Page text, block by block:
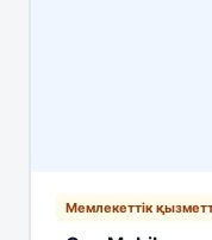
Мемлекеттік